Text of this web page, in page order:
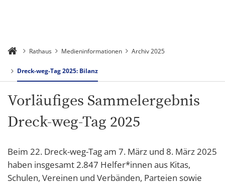
Rathaus Medieninformationen Archiv 2025
Dreck-weg-Tag 2025: Bilanz
Vorläufiges Sammelergebnis
Dreck-weg-Tag 2025
Beim 22. Dreck-weg-Tag am 7. März und 8. März 2025
haben insgesamt 2.847 Helfer*innen aus Kitas,
Schulen, Vereinen und Verbänden, Parteien sowie